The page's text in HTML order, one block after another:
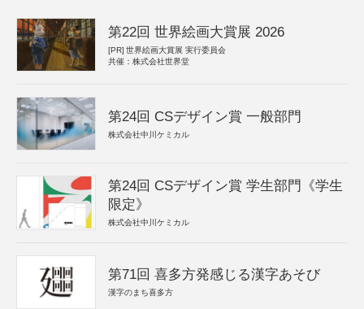
第22回 世界絵画大賞展 2026
[PR] 世界絵画大賞展 実行委員会
共催：株式会社世界堂
第24回 CSデザイン賞 一般部門
株式会社中川ケミカル
第24回 CSデザイン賞 学生部門《学生
限定》
株式会社中川ケミカル
第71回 喜多方発感じる漢字あそび
漢字のまち喜多方